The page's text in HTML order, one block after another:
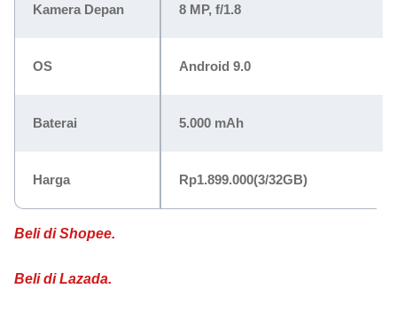
Kamera Depan 8 MP, f/1.8
OS Android 9.0
Baterai 5.000 mAh
Harga Rp1.899.000(3/32GB)
Beli di Shopee.
Beli di Lazada.